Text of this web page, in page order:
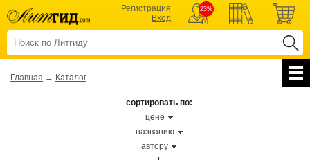
Регистрация
Вход
23%
Главная → Каталог
сортировать по:
цене
названию
автору